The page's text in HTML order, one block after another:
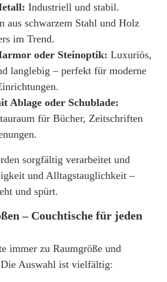
Industriell und stabil.
aus schwarzem Stahl und Holz
im Trend.
oder Steinoptik: Luxuriös,
langlebig – perfekt für moderne
Ablage oder Schublade:
für Bücher, Zeitschriften
sorgfältig verarbeitet und
und Alltagstauglichkeit –
und spürt.
– Couchtische für jeden
immer zu Raumgröße und
Die Auswahl ist vielfältig: